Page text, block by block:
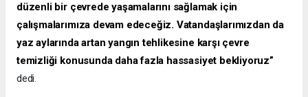
düzenli bir çevrede yaşamalarını sağlamak için
çalışmalarımıza devam edeceğiz. Vatandaşlarımızdan da
yaz aylarında artan yangın tehlikesine karşı çevre
temizliği konusunda daha fazla hassasiyet bekliyoruz”
dedi.